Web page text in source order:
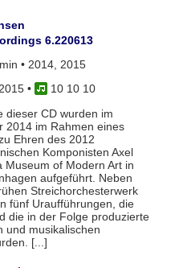
6.220613
• 2014, 2015
•
10 10 10
dieser CD wurden im
2014 im Rahmen eines
Ehren des 2012
Komponisten Axel
of Modern Art in
aufgeführt. Neben
Streichorchesterwerk
fünf Uraufführungen, die
die in der Folge produzierte
und musikalischen
[...]